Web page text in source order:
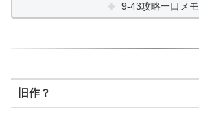
9-43攻略一口メモ
旧作？